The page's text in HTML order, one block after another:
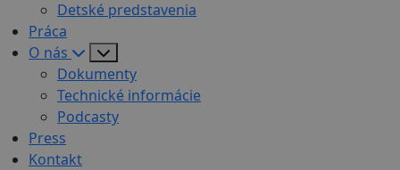
Detské predstavenia
Práca
O nás
Dokumenty
Technické informácie
Podcasty
Press
Kontakt